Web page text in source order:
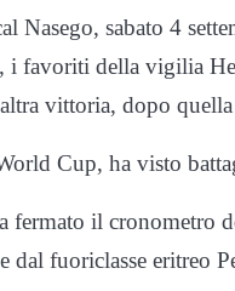
Nasego, sabato 4
i favoriti della vigilia
vittoria, dopo
Cup, ha visto
fermato il cronometro
dal fuoriclasse eritreo